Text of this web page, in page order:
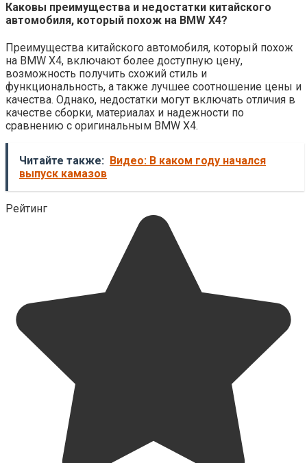
Каковы преимущества и недостатки китайского
автомобиля, который похож на BMW X4?
Преимущества китайского автомобиля, который похож
на BMW X4, включают более доступную цену,
возможность получить схожий стиль и
функциональность, а также лучшее соотношение цены и
качества. Однако, недостатки могут включать отличия в
качестве сборки, материалах и надежности по
сравнению с оригинальным BMW X4.
Читайте также: Видео: В каком году начался
выпуск камазов
Рейтинг